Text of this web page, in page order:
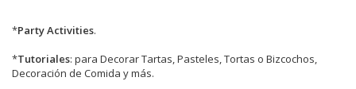
*Party Activities.
*Tutoriales: para Decorar Tartas, Pasteles, Tortas o Bizcochos,
Decoración de Comida y más.